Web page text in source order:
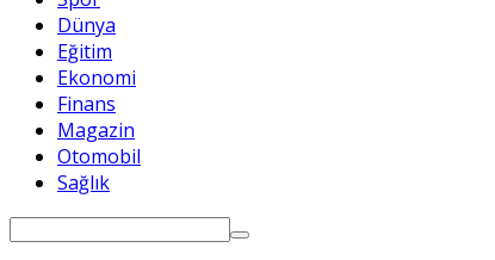
Dünya
Eğitim
Ekonomi
Finans
Magazin
Otomobil
Sağlık
Search